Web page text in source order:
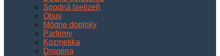
Spodná bielizeň
Obuv
Módne doplnky
Parfémy
Kozmetika
Drogéria